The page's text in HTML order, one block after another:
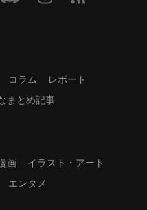
コラム
レポート
まとめ記事
画
イラスト・アート
エンタメ